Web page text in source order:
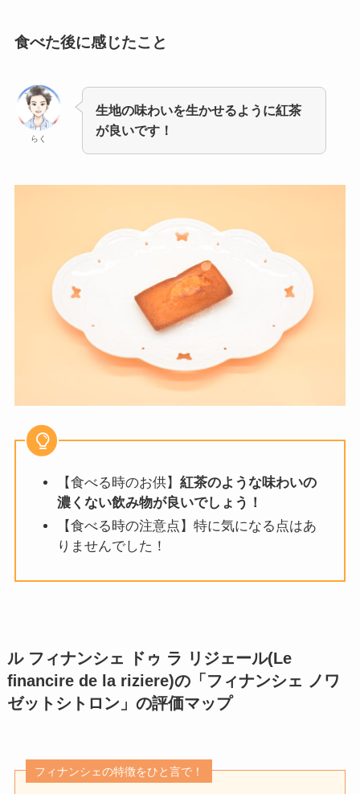
食べた後に感じたこと
らく
生地の味わいを生かせるように紅茶
が良いです！
【食べる時のお供】 紅茶のような味わいの
濃くない飲み物が良いでしょう！
【食べる時の注意点】特に気になる点はあ
りませんでした！
ル フィナンシェ ドゥ ラ リジェール(Le
ﬁnancire de la riziere)の「フィナンシェ ノワ
ゼットシトロン」 の評価マップ
フィナンシェの特徴をひと言で！